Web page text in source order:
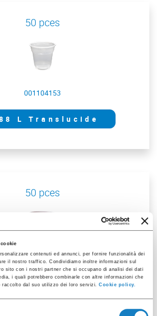
contenuti ed annunci, per fornire funzionalità dei
il nostro traffico. Condividiamo inoltre informazioni sul
sito con i nostri partner che si occupano di analisi dei dati
i quali potrebbero combinarle con altre informazioni che
raccolto dal suo utilizzo dei loro servizi.Cookie policy.
50 pces
001104153
L Translucide
50 pces
001104152
L Blanc/Noisette